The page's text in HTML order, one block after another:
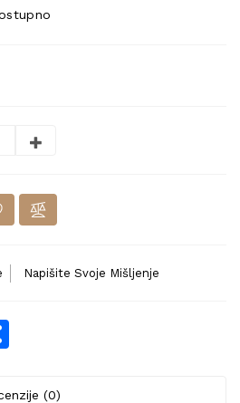
Napišite Svoje Mišljenje
(0)